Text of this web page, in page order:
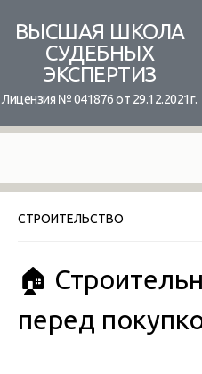
content
ВЫСШАЯ ШКОЛА
СУДЕБНЫХ
ЭКСПЕРТИЗ
Лицензия № 041876 от 29.12.2021г.
СТРОИТЕЛЬСТВО
🏠
перед